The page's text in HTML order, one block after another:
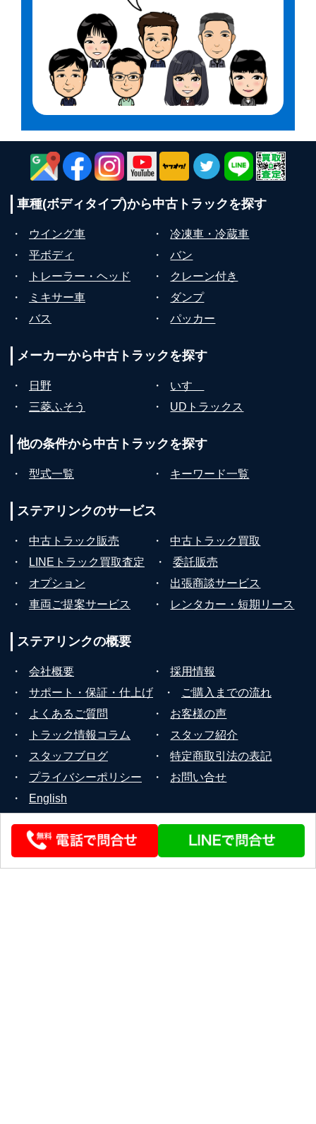
車種(ボディタイプ)から中古トラックを探す
・ ウイング車 ・
冷凍車・冷蔵車
・
平ボディ ・
バン
・
トレーラー・ヘッド ・
クレーン付き
・
ミキサー車 ・
ダンプ
・
バス ・ パッカー
メーカーから中古トラックを探す
・ 日野 ・
いすゞ
・
三菱ふそう ・ UDトラックス
他の条件から中古トラックを探す
・ 型式一覧 ・ キーワード一覧
ステアリンクのサービス
・ 中古トラック販売 ・
中古トラック買取
・
LINEトラック買取査定 ・
委託販売
・
オプション ・
出張商談サービス
・
車両ご提案サービス ・ レンタカー・短期リース
ステアリンクの概要
・ 会社概要 ・
採用情報
・
サポート・保証・仕上げ ・
ご購入までの流れ
・
よくあるご質問 ・
お客様の声
・
トラック情報コラム ・
スタッフ紹介
・
スタッフブログ ・
特定商取引法の表記
・
プライバシーポリシー ・
お問い合せ
・
English
© 2026 STEERLINK Co.,Ltd